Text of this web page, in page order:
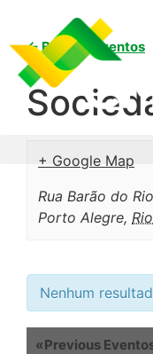
← Back to Eventos
+ Google Map
Rua Barão do
Porto Alegre,
Nenhum
«Previous